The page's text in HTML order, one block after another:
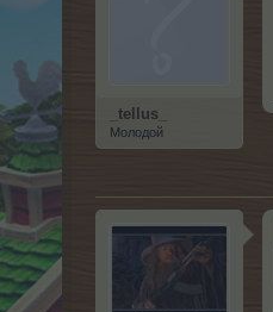
_tellus_
Молодой